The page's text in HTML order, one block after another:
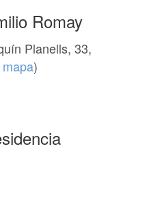
Romay
Planells, 33,
)